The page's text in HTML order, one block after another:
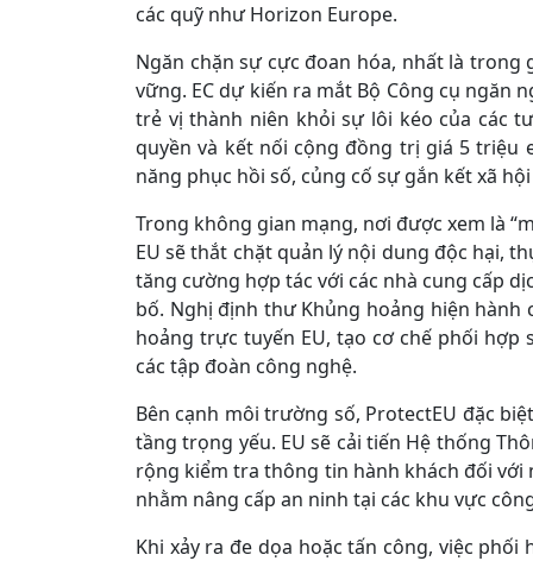
các quỹ như Horizon Europe.
Ngăn chặn sự cực đoan hóa, nhất là
vững. EC dự kiến ra mắt Bộ Công cụ ngăn
trẻ vị thành niên khỏi sự lôi kéo của các
quyền và kết nối cộng đồng trị giá 5 triệu
năng phục hồi số, củng cố sự gắn kết xã
Trong không gian mạng, nơi được xem là
EU sẽ thắt chặt quản lý nội dung độc hại,
tăng cường hợp tác với các nhà cung cấp
bố. Nghị định thư Khủng hoảng hiện
hoảng trực tuyến EU, tạo cơ chế phối
các tập đoàn công nghệ.
Bên cạnh môi trường số, ProtectEU đặc
tầng trọng yếu. EU sẽ cải tiến Hệ thống
rộng kiểm tra thông tin hành khách đối
nhằm nâng cấp an ninh tại các khu vực
Khi xảy ra đe dọa hoặc tấn công, việc